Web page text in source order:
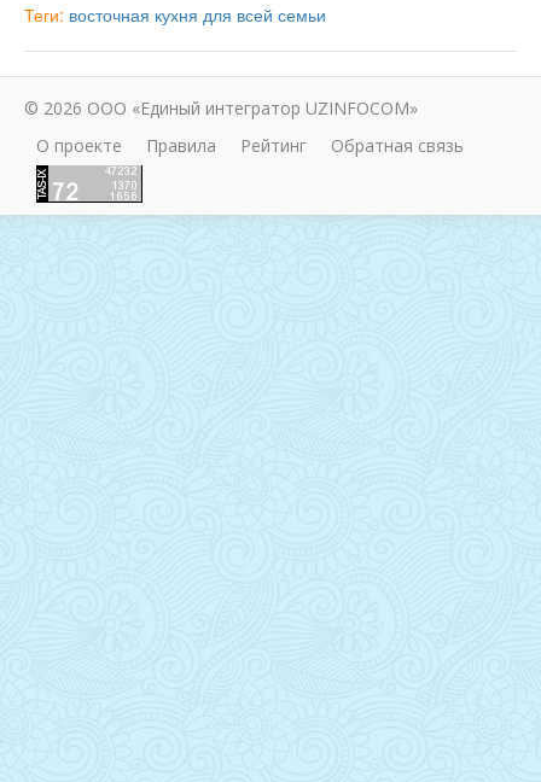
Теги: восточная кухня для всей семьи
© 2026 ООО «Единый интегратор UZINFOCOM»
О проекте
Правила Рейтинг Обратная связь